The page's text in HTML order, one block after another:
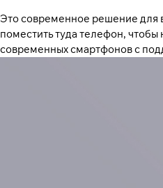
Это современное решение для
поместить туда телефон, чтобы
современных смартфонов с